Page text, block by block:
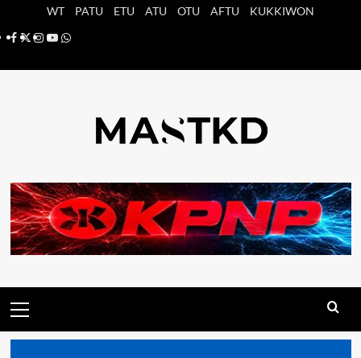
WT PATU ETU ATU OTU AFTU
KUKKIWON
Facebook
X Instagram
YouTube
Whatsapp
principal